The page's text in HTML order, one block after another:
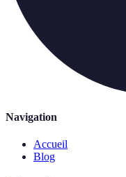
Navigation
Accueil
Blog